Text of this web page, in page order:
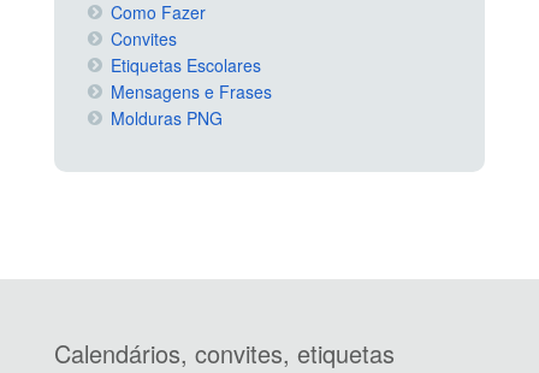
Como Fazer
Convites
Etiquetas Escolares
Mensagens e Frases
Molduras PNG
Calendários, convites, etiquetas